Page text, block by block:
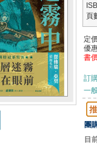
頁
定
優
書
訂
一
團
目